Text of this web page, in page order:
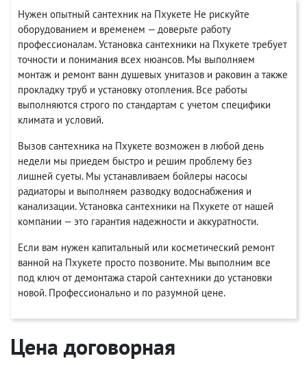
Нужен опытный сантехник на Пхукете Не рискуйте
оборудованием и временем — доверьте работу
профессионалам. Установка сантехники на Пхукете требует
точности и понимания всех нюансов. Мы выполняем
монтаж и ремонт ванн душевых унитазов и раковин а также
прокладку труб и установку отопления. Все работы
выполняются строго по стандартам с учетом специфики
климата и условий.
Вызов сантехника на Пхукете возможен в любой день
недели мы приедем быстро и решим проблему без
лишней суеты. Мы устанавливаем бойлеры насосы
радиаторы и выполняем разводку водоснабжения и
канализации. Установка сантехники на Пхукете от нашей
компании — это гарантия надежности и аккуратности.
Если вам нужен капитальный или косметический ремонт
ванной на Пхукете просто позвоните. Мы выполним все
под ключ от демонтажа старой сантехники до установки
новой. Профессионально и по разумной цене.
Цена договорная